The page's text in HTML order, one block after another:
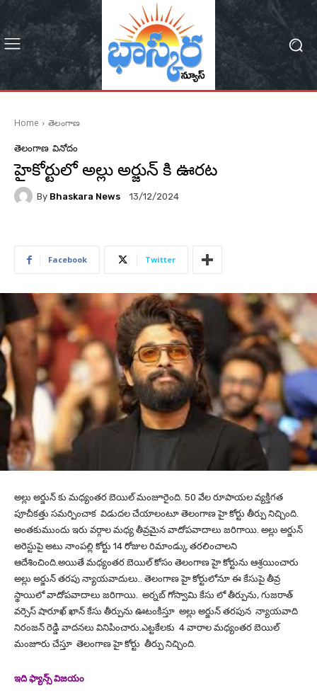
Home తెలంగాణ
తెలంగాణ వినోదం
హైకోర్టులో అల్లు అర్జున్ కి ఊరట
By Bhaskara News 13/12/2024
Facebook Twitter
అల్లు అర్జున్ కు మధ్యంతర బెయిల్ మంజూరైంది. 50 వేల రూపాయల వ్యక్తిగత
పూచీకత్తు సమర్పించాక విడుదల చేయాలంటూ తెలంగాణ హై కోర్టు తీర్పు నిచ్చింది.
అంతకుముందు ఇరు వర్గాల మధ్య తీవ్రమైన వాదోపవాదాలు జరిగాయి. అల్లు అర్జున్
అరెస్టుపై అటు నాంపల్లి కోర్టు 14 రోజుల రిమాండ్కు తరలించాలని
ఆదేశించింది.అయితే మధ్యంతర బెయిల్ కోసం తెలంగాణ హై కోర్టును ఆశ్రయించారు
అల్లు అర్జున్ తరపు న్యాయవాదులు.. తెలంగాణ హై కోర్టులోనూ ఈ కేసుపై తీవ్ర
స్థాయిలో వాదోపవాదాలు జరిగాయి. అర్నబ్ గోస్వామి కేసు లో తీర్పును, గుజరాత్
వర్సెస్ షారూఖ్ ఖాన్ కేసు తీర్పును ఊటంకిస్తూ అల్లు అర్జున్ తరపున న్యాయవాది
నిరంజన్ రెడ్డి వాదనలు వినిపించారు.ఎట్టకేలకు 4 వారాల మధ్యంతర బెయిల్
మంజూరు చేస్తూ తెలంగాణ హై కోర్టు తీర్పు నిచ్చింది.
ఇది ఫ్యాన్స్ విజయం